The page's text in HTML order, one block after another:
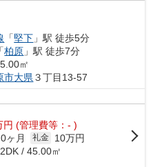
「堅下 」駅 徒歩5分
「柏原 」駅 徒歩7分
㎡
市大県 ３丁目13-57
円 (管理費等：- )
0ヶ月 礼金
10万円
/ 45.00㎡